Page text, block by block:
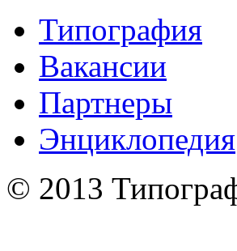
Типография
Вакансии
Партнеры
Энциклопедия
© 2013